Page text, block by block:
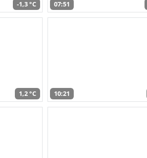
-1,3 °C 07:51
1,2 °C 10:21